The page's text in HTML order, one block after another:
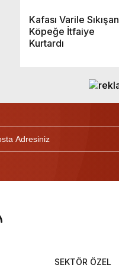
Kafası Varile Sıkışan
Köpeğe İtfaiye
Kurtardı
SEKTÖR ÖZEL